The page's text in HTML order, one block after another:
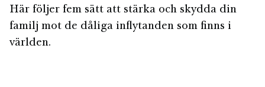
Här följer fem sätt att stärka och skydda din
familj mot de dåliga inflytanden som finns i
världen.